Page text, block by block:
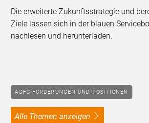
Die erweiterte Zukunftsstrategie und
Ziele lassen sich in der blauen
nachlesen und herunterladen.
ADFC FORDERUNGEN UND POSITIONEN
alle Themen anzeigen